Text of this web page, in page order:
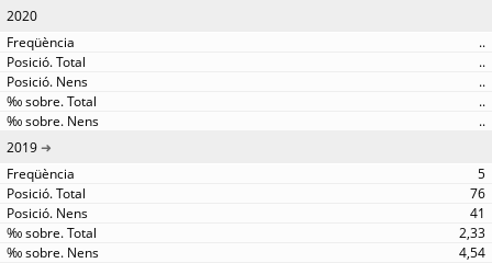
2020
..
..
..
..
..
2019
5
76
41
2,33
4,54